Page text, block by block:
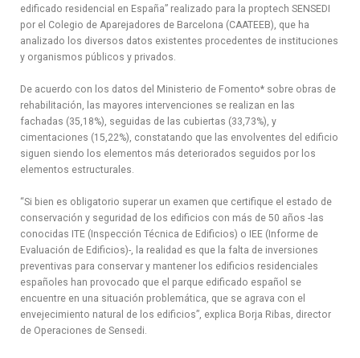
edificado residencial en España” realizado para la proptech SENSEDI
por el Colegio de Aparejadores de Barcelona (CAATEEB), que ha
analizado los diversos datos existentes procedentes de instituciones
y organismos públicos y privados.
De acuerdo con los datos del Ministerio de Fomento* sobre obras de
rehabilitación, las mayores intervenciones se realizan en las
fachadas (35,18%), seguidas de las cubiertas (33,73%), y
cimentaciones (15,22%), constatando que las envolventes del edificio
siguen siendo los elementos más deteriorados seguidos por los
elementos estructurales.
“Si bien es obligatorio superar un examen que certifique el estado de
conservación y seguridad de los edificios con más de 50 años -las
conocidas ITE (Inspección Técnica de Edificios) o IEE (Informe de
Evaluación de Edificios)-, la realidad es que la falta de inversiones
preventivas para conservar y mantener los edificios residenciales
españoles han provocado que el parque edificado español se
encuentre en una situación problemática, que se agrava con el
envejecimiento natural de los edificios”, explica Borja Ribas, director
de Operaciones de Sensedi.